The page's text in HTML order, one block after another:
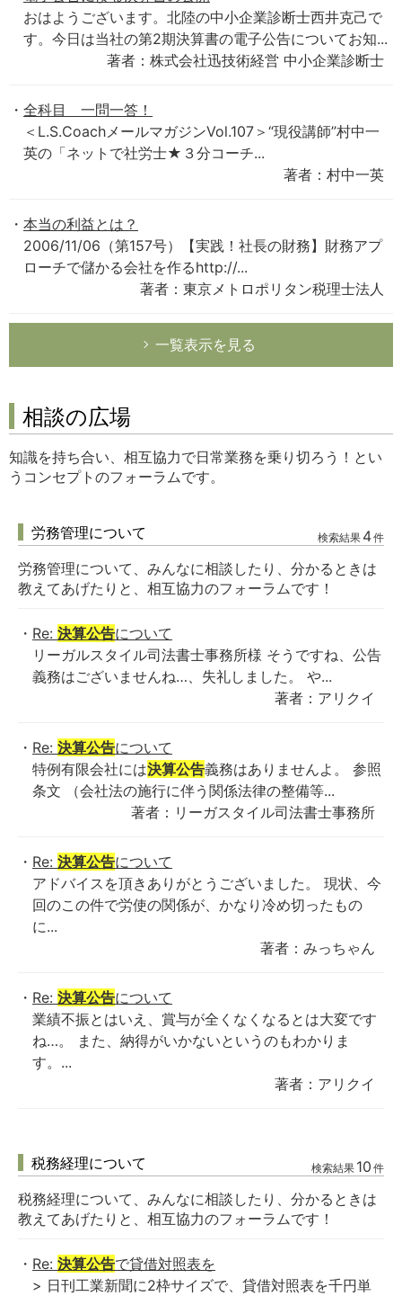
おはようございます。北陸の中小企業診断士西井克己で
す。今日は当社の第2期決算書の電子公告についてお知...
著者：株式会社迅技術経営 中小企業診断士
全科目 一問一答！
＜L.S.CoachメールマガジンVol.107＞“現役講師”村中一
英の「ネットで社労士★３分コーチ...
著者：村中一英
本当の利益とは？
2006/11/06（第157号）【実践！社長の財務】財務アプ
ローチで儲かる会社を作るhttp://...
著者：東京メトロポリタン税理士法人
一覧表示を見る
相談の広場
知識を持ち合い、相互協力で日常業務を乗り切ろう！とい
うコンセプトのフォーラムです。
労務管理について 検索結果 4件
労務管理について、みんなに相談したり、分かるときは
教えてあげたりと、相互協力のフォーラムです！
Re: 決算公告について
リーガルスタイル司法書士事務所様 そうですね、公告
義務はございませんね…、失礼しました。 や...
著者：アリクイ
Re: 決算公告について
特例有限会社には決算公告義務はありませんよ。 参照
条文 （会社法の施行に伴う関係法律の整備等...
著者：リーガスタイル司法書士事務所
Re: 決算公告について
アドバイスを頂きありがとうございました。 現状、今
回のこの件で労使の関係が、かなり冷め切ったもの
に...
著者：みっちゃん
Re: 決算公告について
業績不振とはいえ、賞与が全くなくなるとは大変です
ね…。 また、納得がいかないというのもわかりま
す。...
著者：アリクイ
税務経理について 検索結果 10 件
税務経理について、みんなに相談したり、分かるときは
教えてあげたりと、相互協力のフォーラムです！
Re: 決算公告で貸借対照表を
> 日刊工業新聞に2枠サイズで、貸借対照表を千円単